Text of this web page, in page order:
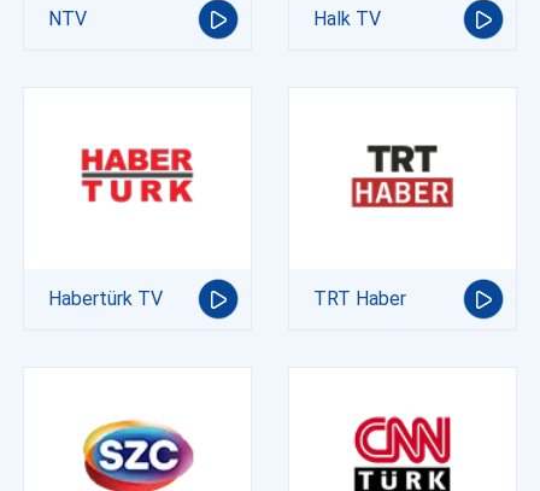
NTV Halk TV
Habertürk TV TRT Haber